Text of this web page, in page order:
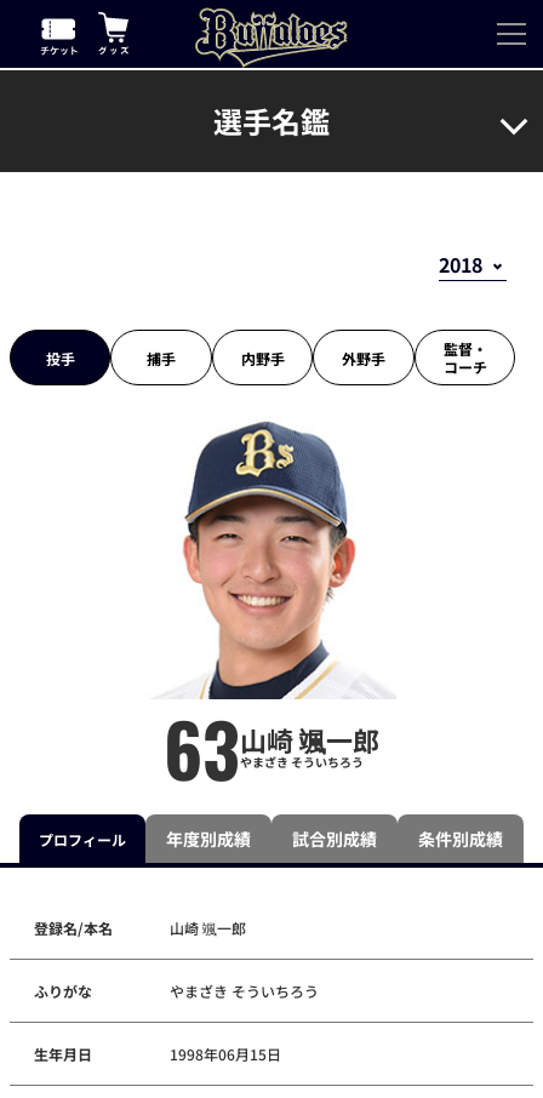
選手名鑑
投手 捕手 内野手 外野手
監督・
コーチ
63山崎 颯一郎
やまざき そういちろう
プロフィール 年度別成績 試合別成績 条件別成績
登録名/本名 山崎 颯一郎
ふりがな やまざき そういちろう
生年月日 1998年06月15日